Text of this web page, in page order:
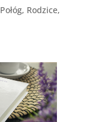
Połóg, Rodzice,